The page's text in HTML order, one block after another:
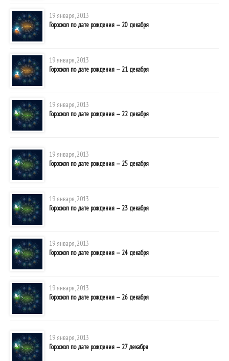
19 января, 2013
Гороскоп по дате рождения — 20 декабря
19 января, 2013
Гороскоп по дате рождения — 21 декабря
19 января, 2013
Гороскоп по дате рождения — 22 декабря
19 января, 2013
Гороскоп по дате рождения — 25 декабря
19 января, 2013
Гороскоп по дате рождения — 23 декабря
19 января, 2013
Гороскоп по дате рождения — 24 декабря
19 января, 2013
Гороскоп по дате рождения — 26 декабря
19 января, 2013
Гороскоп по дате рождения — 27 декабря